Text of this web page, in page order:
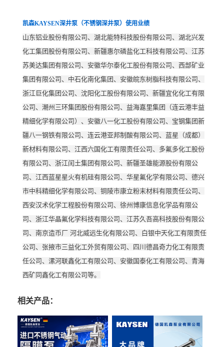
凯森KAYSEN深井泵（不锈钢深井泵）使用业绩
山东铝业股份有限公司、湖北能特科技股份有限公司、湖北兴发
化工集团股份有限公司、新疆惠尔磷盐化工科技有限公司、江苏
苏美达集团有限公司、安徽华尔泰化工股份有限公司、西部矿业
集团有限公司、中石化南化集团、安徽皖东树脂科技有限公司、
浙江巨化集团公司、沈阳化工股份有限公司、新疆宜化化工有限
公司、潮州三环集团股份有限公司、益海嘉里集团（连云港丰益
精细化学有限公司）、安徽八一化工股份有限公司、宝钢集团新
疆八一钢铁有限公司、连云港亚邦制酸有限公司、蓝星（成都）
新材料有限公司、江西六国化工有限责任公司、多氟多化工股份
有限公司、浙江闰土集团有限公司、新疆圣雄能源股份有限公
司、江西蓝星星火有机硅有限公司、华星氟化学有限公司、德兴
市中科精细化学有限公司、铜陵市康立粉末材料有限责任公司、
西安汉术化学工程股份有限公司、徐州博康信息化学品有限公
司、浙江华晶氟化学科技有限公司、江苏久吾高科技股份有限公
司、南京造币厂 河北威远生化有限公司、白银中天化工有限责任
公司、张掖市三益化工外贸有限公司、四川德昌奇力化工有限责
任公司、漯河联鑫化工有限公司、安徽国泰化工有限公司、青海
西矿同鑫化工有限公司等。
相关产品：